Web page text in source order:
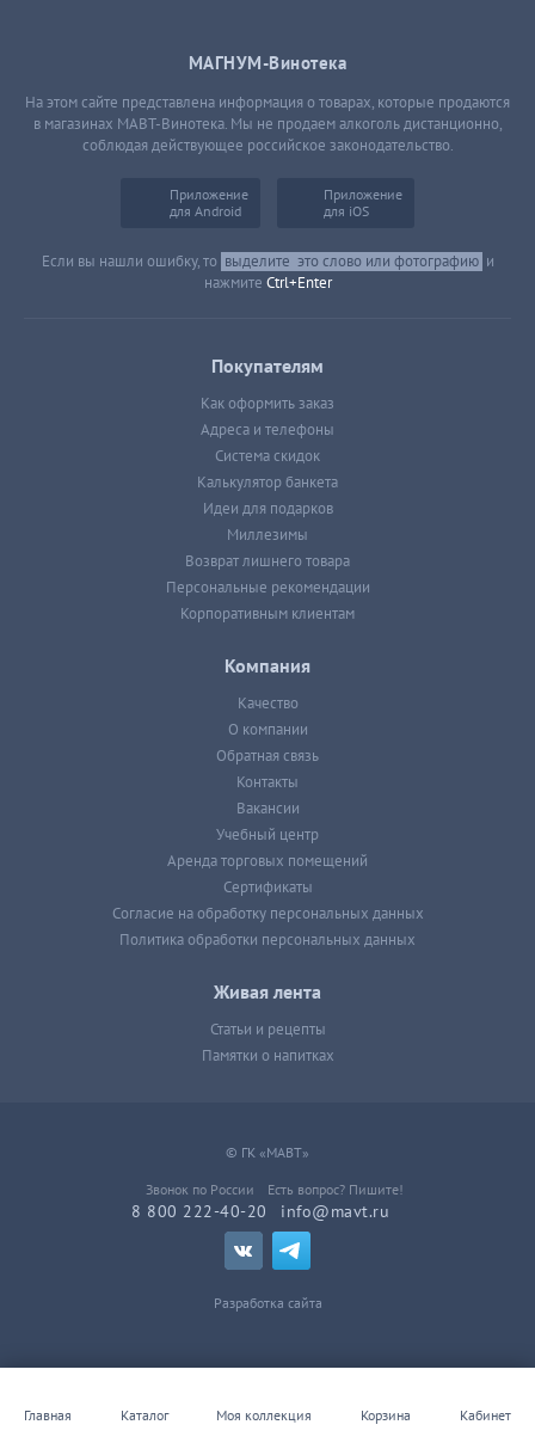
Главная Каталог Моя коллекция Корзина Кабинет
МАГНУМ-Винотека
На этом сайте представлена информация о товарах, которые продаются
в магазинах МАВТ-Винотека. Мы не продаем алкоголь дистанционно,
соблюдая действующее российское законодательство.
Приложение
для Android
Приложение
для iOS
Если вы нашли ошибку, то выделите это слово или фотографию и
нажмите Ctrl+Enter
Покупателям
Как оформить заказ
Адреса и телефоны
Система скидок
Калькулятор банкета
Идеи для подарков
Миллезимы
Возврат лишнего товара
Персональные рекомендации
Корпоративным клиентам
Компания
Качество
О компании
Обратная связь
Контакты
Вакансии
Учебный центр
Аренда торговых помещений
Сертификаты
Согласие на обработку персональных данных
Политика обработки персональных данных
Живая лента
Статьи и рецепты
Памятки о напитках
© ГК «МАВТ»
Звонок по России
8 800 222-40-20
Есть вопрос? Пишите!
info@mavt.ru
Разработка сайта